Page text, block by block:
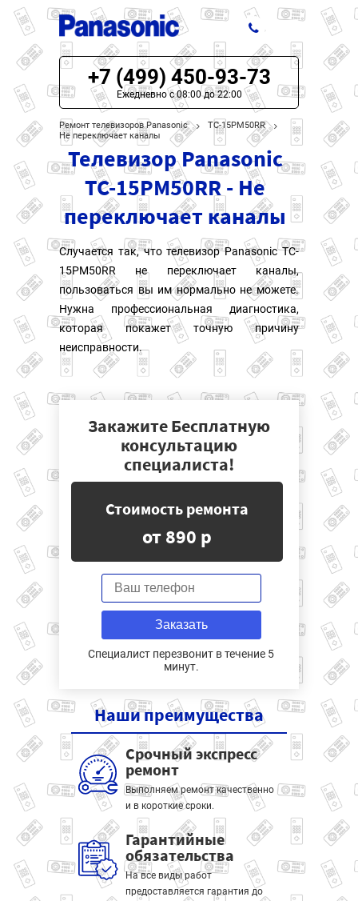
ЦЕНЫ НА РЕМОНТ
О СЕРВИСЕ
МОДЕЛИ PANASONIC
НАШИ КОНТАКТЫ
+7 (499) 450-93-73
Ежедневно с 08:00 до 22:00
Ремонт телевизоров Panasonic
TC-15PM50RR
Не переключает каналы
Телевизор Panasonic
TC-15PM50RR - Не
переключает каналы
Случается так, что телевизор Panasonic TC-
15PM50RR не переключает каналы,
пользоваться вы им нормально не можете.
Нужна профессиональная диагностика,
которая покажет точную причину
неисправности.
Закажите Бесплатную
консультацию
специалиста!
Стоимость ремонта
от 890 р
Заказать
Специалист перезвонит в течение 5
минут.
Нашипреимущества
Срочный экспресс
ремонт
Выполняем ремонт качественно
и в короткие сроки.
Гарантийные
обязательства
На все виды работ
предоставляется гарантия до